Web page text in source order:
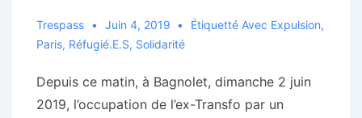
Trespass Juin 4, 2019 Étiquetté Avec Expulsion,
Paris, Réfugié.e.s, Solidarité
Depuis ce matin, à Bagnolet, dimanche 2 juin
2019, l’occupation de l’ex-Transfo par un